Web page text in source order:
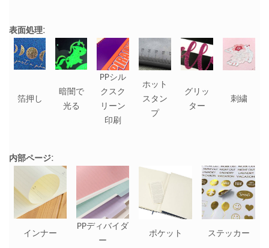
表面処理:
箔押し
暗闇で
光る
PPシル
クスク
リーン
印刷
ホット
スタン
プ
グリッ
ター
刺繍
内部ページ:
インナー
PPディバイダ
ー
ポケット ステッカー